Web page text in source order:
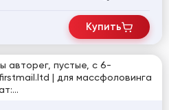
Купить
авторег, пустые, с 6-
| для массфоловинга